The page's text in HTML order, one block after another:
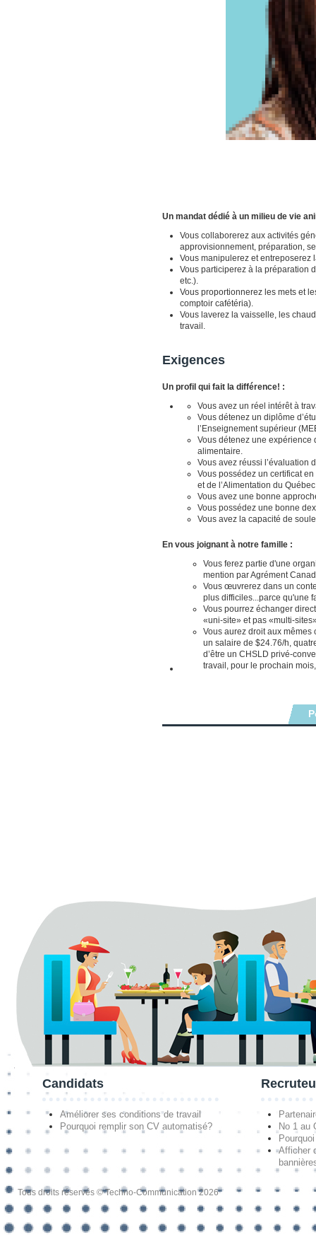
Un mandat dédié à un milieu de vie
Vous collaborerez aux activités
approvisionnement, préparation,
Vous manipulerez et entreposerez
Vous participerez à la préparation
etc.).
Vous proportionnerez les mets et
comptoir cafétéria).
Vous laverez la vaisselle, les
travail.
Exigences
Un profil qui fait la différence! :
Vous avez un réel intérêt à
Vous détenez un diplôme
l’Enseignement supérieur
Vous détenez une
alimentaire.
Vous avez réussi l’évaluation
Vous possédez un certificat
et de l’Alimentation du
Vous avez une bonne
Vous possédez une bonne
Vous avez la capacité de
En vous joignant à notre famille :
Vous ferez partie d'une
mention par Agrément
Vous œuvrerez dans un
plus difficiles...parce qu'une
Vous pourrez échanger
«uni-site» et pas «multi-
Vous aurez droit aux
un salaire de $24.76/h,
d’être un CHSLD privé-
travail, pour le prochain
Candidats
Améliorer ses conditions de travail
Pourquoi remplir son CV automatisé?
No 1 au
Afficher
Tous droits réservés © Techno-Communication 2026